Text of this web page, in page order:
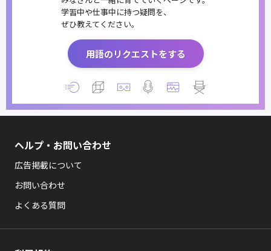
学習中や仕事中に持つ疑問を、
ぜひ教えてください。
用語のリクエストをする
ヘルプ・お問い合わせ
広告掲載について
お問い合わせ
よくある質問